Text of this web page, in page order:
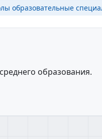
образовательные
образования.